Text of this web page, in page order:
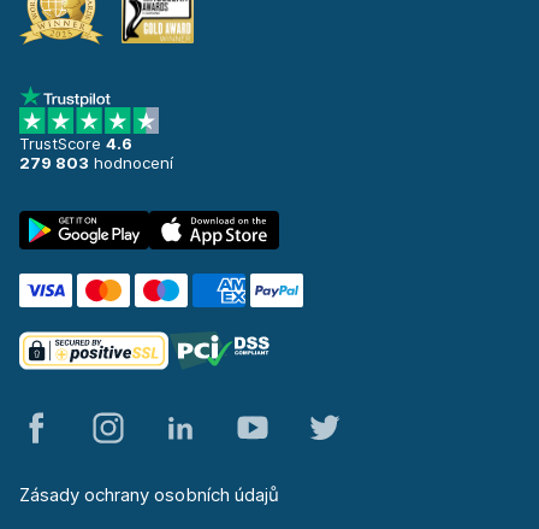
TrustScore 4.6
279 803 hodnocení
Zásady ochrany osobních údajů